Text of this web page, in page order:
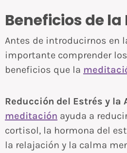
Beneficios de
Antes de introducirnos en
importante comprender
beneficios que la
Reducción del Estrés y la
meditación ayuda a
cortisol, la hormona del
la relajación y la calma